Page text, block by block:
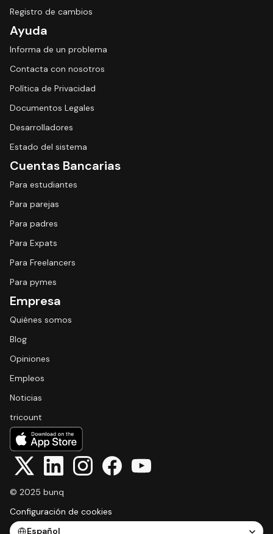
Registro de cambios
Ayuda
Informa de un problema
Contacta con nosotros
Política de Privacidad
Documentos Legales
Desarrolladores
Estado del sistema
Cuentas Bancarias
Para estudiantes
Para parejas
Para padres
Para Expats
Para Freelancers
Para pymes
Empresa
Quiénes somos
Blog
Opiniones
Empleos
Noticias
tricount
© 2025 bunq
Configuración de cookies
Select Language
Español